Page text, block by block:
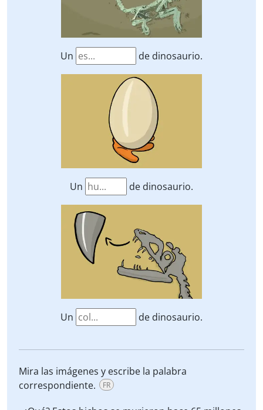
Un de dinosaurio.
Un de dinosaurio.
Un de dinosaurio.
Mira las imágenes y escribe la palabra
correspondiente.
FR